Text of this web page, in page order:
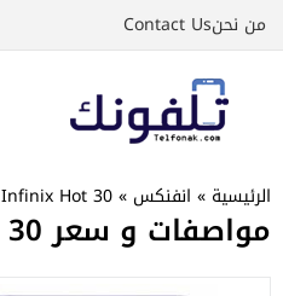
إلىمن نحنContact Us
الرئيسية » انفنكس »
Infinix Hot 30
مواصفات و سعر Infinix Hot 30